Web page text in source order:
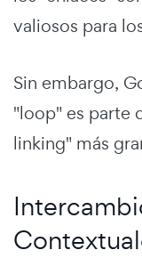
valiosos para
Sin embargo,
"loop" es parte
linking" más